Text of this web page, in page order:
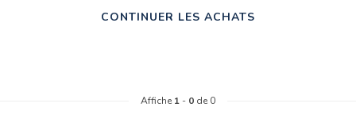
CONTINUER LES ACHATS
Affiche 1 - 0 de 0